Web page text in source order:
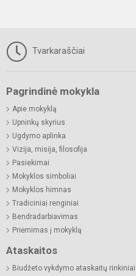
Tvarkaraščiai
Pagrindinė mokykla
Apie mokyklą
Upninkų skyrius
Ugdymo aplinka
Vizija, misija, filosofija
Pasiekimai
Mokyklos simboliai
Mokyklos himnas
Tradiciniai renginiai
Bendradarbiavimas
Priėmimas į mokyklą
Ataskaitos
Biudžeto vykdymo ataskaitų rinkiniai